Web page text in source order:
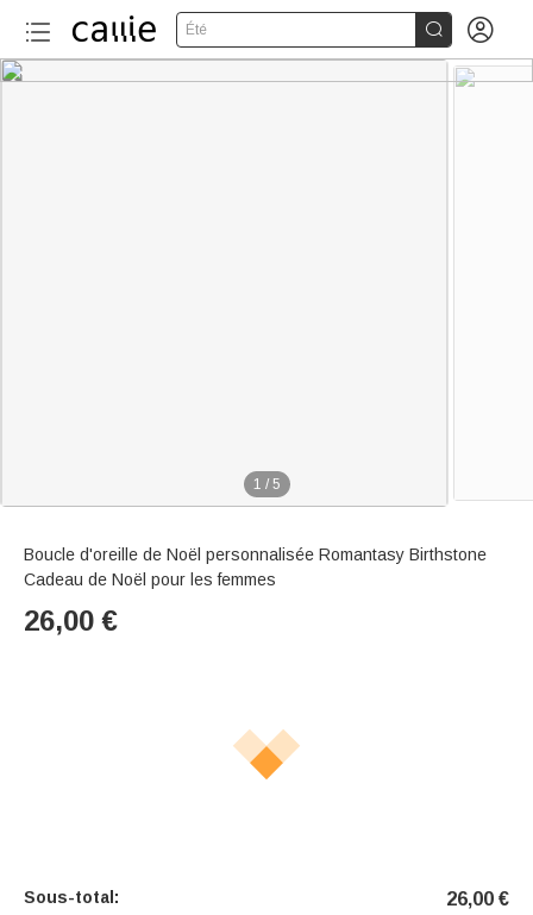
Été  
1 / 5
Boucle d'oreille de Noël personnalisée Romantasy Birthstone
Cadeau de Noël pour les femmes
26,00 €
Sous-total: 26,00 €